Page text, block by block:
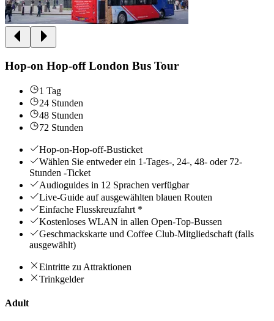
Hop-on Hop-off London Bus Tour
1 Tag
24 Stunden
48 Stunden
72 Stunden
Hop-on-Hop-off-Busticket
Wählen Sie entweder ein 1-Tages-, 24-, 48- oder 72-
Stunden -Ticket
Audioguides in 12 Sprachen verfügbar
Live-Guide auf ausgewählten blauen Routen
Einfache Flusskreuzfahrt *
Kostenloses WLAN in allen Open-Top-Bussen
Geschmackskarte und Coffee Club-Mitgliedschaft (falls
ausgewählt)
Eintritte zu Attraktionen
Trinkgelder
Adult